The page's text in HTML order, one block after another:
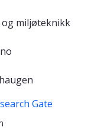
miljøteknikk
Gate